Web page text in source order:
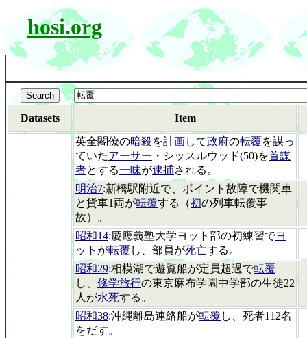
hosi.org
Datasets Item
英全閣僚の暗殺を計画して政府の転覆を謀っ
ていたアーサー ・シッスルウッド(50)を首謀
者とする一味が逮捕される。
明治7:新橋駅附近で、ポイント故障で機関車
と貨車1両が転覆する（初の列車転覆事
故）。
昭和14:慶應義塾大学ヨット部の初練習でヨ
ット が転覆 し、部員が死亡する。
昭和29:相模湖で遊覧船が定員超過で転覆
し、 修学旅行の東京麻布学園中学部の生徒22
人が水死する。
昭和38:沖縄離島連絡船が転覆 し、死者112名
をだす。